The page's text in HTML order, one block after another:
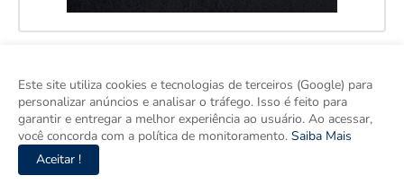
Este site utiliza cookies e tecnologias de terceiros (Google) para
personalizar anúncios e analisar o tráfego. Isso é feito para
garantir e entregar a melhor experiência ao usuário. Ao acessar,
você concorda com a política de monitoramento. Saiba Mais
Aceitar !